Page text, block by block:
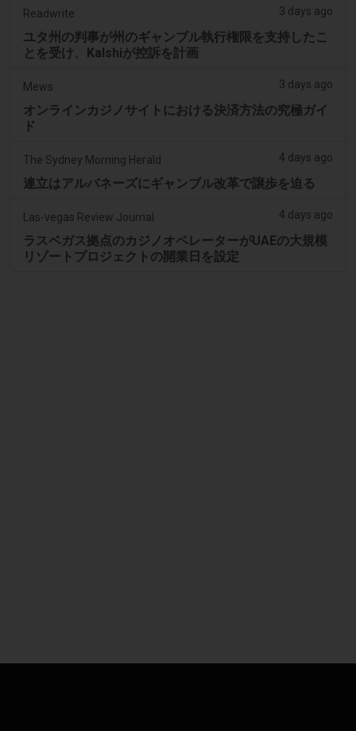
Readwrite 3 days ago
ユタ州の判事が州のギャンブル執行権限を支持したこ
とを受け、Kalshiが控訴を計画
Mews 3 days ago
オンラインカジノサイトにおける決済方法の究極ガイ
ド
The Sydney Morning Herald 4 days ago
連立はアルバネーズにギャンブル改革で譲歩を迫る
Las-vegas Review Journal 4 days ago
ラスベガス拠点のカジノオペレーターがUAEの大規模
リゾートプロジェクトの開業日を設定